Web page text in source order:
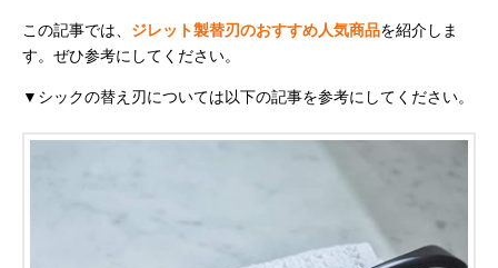
この記事では、 ジレット製替刃のおすすめ人気商品を紹介しま
す。ぜひ参考にしてください。
▼シックの替え刃については以下の記事を参考にしてください。